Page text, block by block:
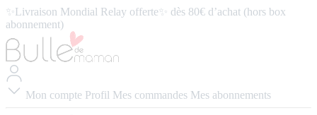
✨Livraison Mondial Relay offerte✨ dès 80€ d’achat (hors box
abonnement)
⭐️ 4,9/5 (57 avis google) ⭢
Mon compte Profil Mes commandes Mes abonnements